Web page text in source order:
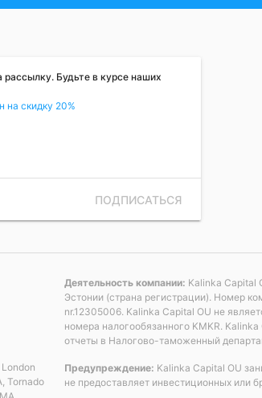
Будьте в курсе наших
на скидку 20%
ПОДПИСАТЬСЯ
Tornado
Деятельность компании: Kalinka Capital
Эстонии (страна регистрации). Номер
nr.12305006. Kalinka Capital OU не
номера налогообязанного KMKR.
отчеты в Налогово-таможенный
Предупреждение: Kalinka Capital OU
не предоставляет инвестиционных или